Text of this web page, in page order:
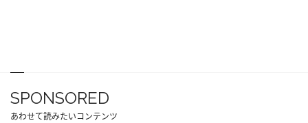
SPONSORED
あわせて読みたいコンテンツ